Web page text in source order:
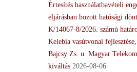
Értesítés használatbavételi
eljárásban hozott hatósági
K/14067-8/2026. számú
Kelebia vasútvonal
Bajcsy Zs. u. Magyar
kiváltás 2026-08-06